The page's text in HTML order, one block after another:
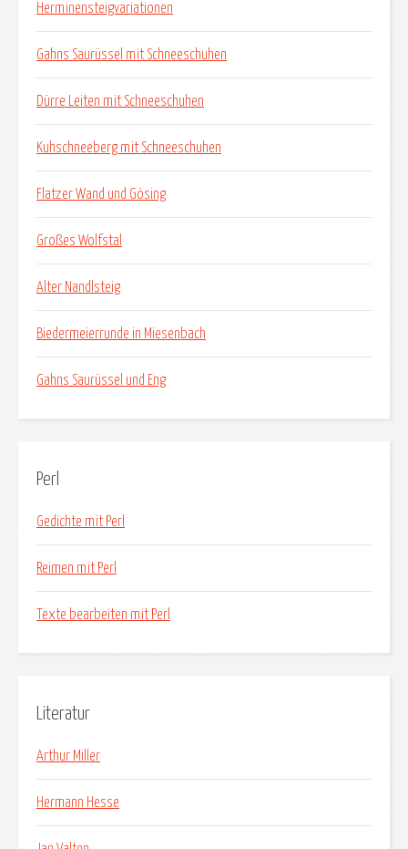
Herminensteigvariationen
Gahns Saurüssel mit Schneeschuhen
Dürre Leiten mit Schneeschuhen
Kuhschneeberg mit Schneeschuhen
Flatzer Wand und Gösing
Großes Wolfstal
Alter Nandlsteig
Biedermeierrunde in Miesenbach
Gahns Saurüssel und Eng
Perl
Gedichte mit Perl
Reimen mit Perl
Texte bearbeiten mit Perl
Literatur
Arthur Miller
Hermann Hesse